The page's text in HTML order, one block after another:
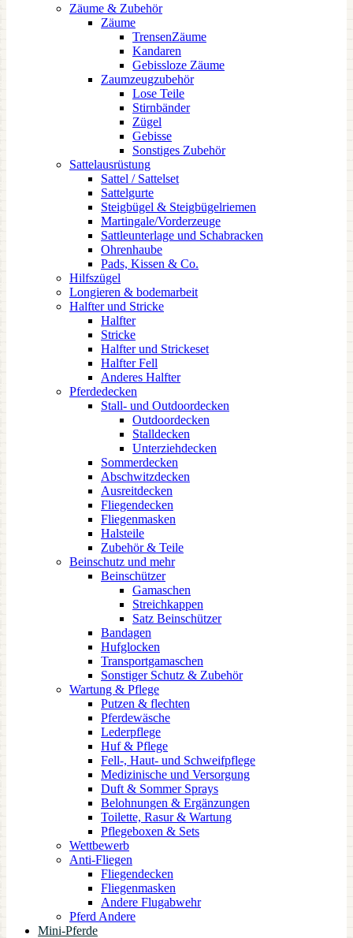
Zäume & Zubehör
Zäume
TrensenZäume
Kandaren
Gebissloze Zäume
Zaumzeugzubehör
Lose Teile
Stirnbänder
Zügel
Gebisse
Sonstiges Zubehör
Sattelausrüstung
Sattel / Sattelset
Sattelgurte
Steigbügel & Steigbügelriemen
Martingale/Vorderzeuge
Sattleunterlage und Schabracken
Ohrenhaube
Pads, Kissen & Co.
Hilfszügel
Longieren & bodemarbeit
Halfter und Stricke
Halfter
Stricke
Halfter und Strickeset
Halfter Fell
Anderes Halfter
Pferdedecken
Stall- und Outdoordecken
Outdoordecken
Stalldecken
Unterziehdecken
Sommerdecken
Abschwitzdecken
Ausreitdecken
Fliegendecken
Fliegenmasken
Halsteile
Zubehör & Teile
Beinschutz und mehr
Beinschützer
Gamaschen
Streichkappen
Satz Beinschützer
Bandagen
Hufglocken
Transportgamaschen
Sonstiger Schutz & Zubehör
Wartung & Pflege
Putzen & flechten
Pferdewäsche
Lederpflege
Huf & Pflege
Fell-, Haut- und Schweifpflege
Medizinische und Versorgung
Duft & Sommer Sprays
Belohnungen & Ergänzungen
Toilette, Rasur & Wartung
Pflegeboxen & Sets
Wettbewerb
Anti-Fliegen
Fliegendecken
Fliegenmasken
Andere Flugabwehr
Pferd Andere
Mini-Pferde